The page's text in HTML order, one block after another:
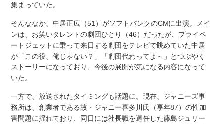
集まっていた。
そんななか、中居正広（51）がソフトバンクのCMに出演。メイ
ンは、お笑いタレントの劇団ひとり（46）だったが、プライベ
ートジェットに乗って来日する劇団をテレビで眺めていた中居
が「この役、俺じゃない？」「劇団代わってよ～」とつぶやく
ストーリーになっており、今後の展開が気になる内容になって
いた。
一方で、放送されたタイミングも話題に。現在、ジャニーズ事
務所は、創業者である故・ジャニー喜多川氏（享年87）の性加
害問題に揺れており、同日には社長職を退任した藤島ジュリー